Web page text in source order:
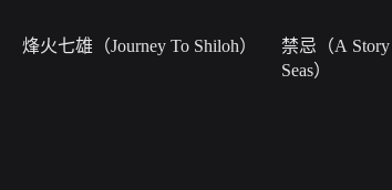
烽火七雄（Journey To Shiloh）
禁忌（A Story
Seas）